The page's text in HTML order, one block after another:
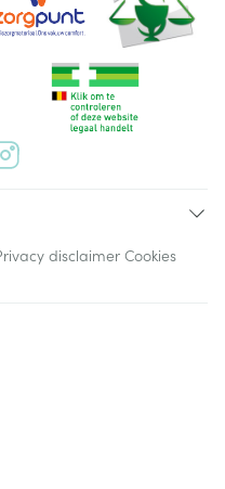
disclaimer Cookies